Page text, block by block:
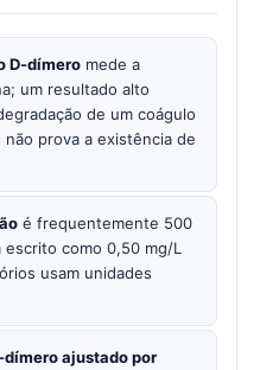
D-dímero mede a
um resultado alto
de um coágulo
não prova a existência de
é frequentemente 500
escrito como 0,50 mg/L
usam unidades
dímero ajustado por